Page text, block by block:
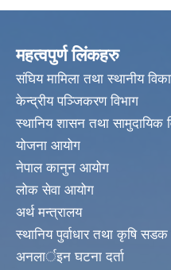
महत्वपुर्ण लिंकहरु
संघिय मामिला तथा स्थानीय
केन्द्रीय पञ्जिकरण विभाग
स्थानिय शासन तथा सामुदायिक
योजना आयोग
नेपाल कानुन आयोग
लोक सेवा आयोग
अर्थ मन्त्रालय
स्थानिय पुर्वाधार तथा कृषि सडक
अनलार्इन घटना दर्ता